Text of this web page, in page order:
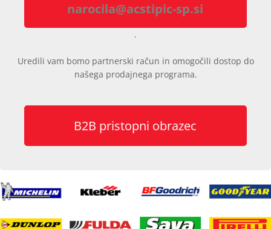
narocila@acstipic-sp.si
.
Uredili vam bomo partnerski račun in omogočili dostop do
našega prodajnega programa.
B2B pristopni obrazec